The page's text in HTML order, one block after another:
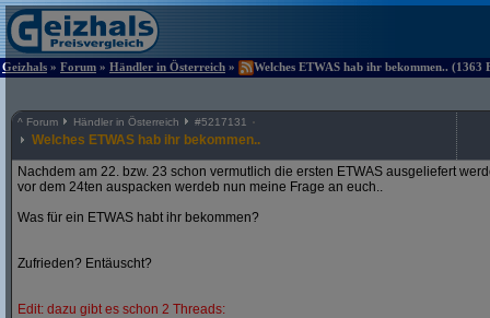
Geizhals » Forum » Händler in Österreich » Welches ETWAS hab ihr bekommen.. (1363
^ Forum Händler in Österreich #5217131
Welches ETWAS hab ihr bekommen..
Nachdem am 22. bzw. 23 schon vermutlich die ersten ETWAS ausgeliefert
vor dem 24ten auspacken werdeb nun meine Frage an euch..
Was für ein ETWAS habt ihr bekommen?
Zufrieden? Entäuscht?
Edit: dazu gibt es schon 2 Threads: